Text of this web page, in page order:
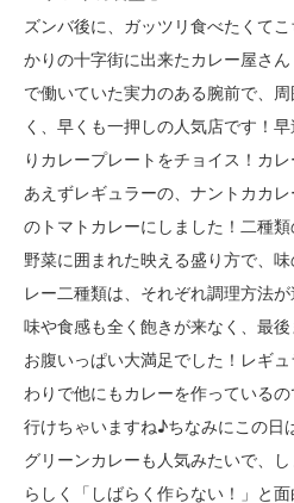
ズンバ後に、ガッツリ食べたくて
かりの十字街に出来たカレー屋さ
で働いていた実力のある腕前で、
く、早くも一押しの人気店です！
りカレープレートをチョイス！カ
あえずレギュラーの、ナントカカ
のトマトカレーにしました！二種
野菜に囲まれた映える盛り方で、
レー二種類は、それぞれ調理方法
味や食感も全く飽きが来なく、最
お腹いっぱい大満足でした！レギ
わりで他にもカレーを作っている
行けちゃいますね♪ちなみにこの日
グリーンカレーも人気みたいで、
らしく「しばらく作らない！」と